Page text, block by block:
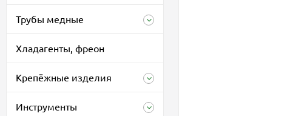
Трубы медные
Хладагенты, фреон
Крепёжные изделия
Инструменты